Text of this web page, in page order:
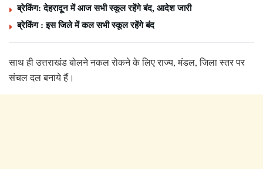
ब्रेकिंग: देहरादून में आज सभी स्कूल रहेंगे बंद, आदेश जारी
ब्रेकिंग : इस जिले में कल सभी स्कूल रहेंगे बंद
साथ ही उत्तराखंड बोलने नकल रोकने के लिए राज्य, मंडल, जिला स्तर पर
संचल दल बनाये हैं।